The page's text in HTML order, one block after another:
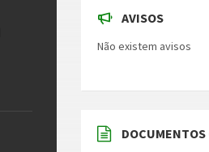
AVISOS
Não existem avisos